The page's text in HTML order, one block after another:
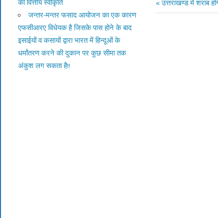
Post
Previous
Post:
उत्तराखण्ड में शराब
की वित्तीय स्वीकृति
जन्तर-मन्तर फसाद आयोजन का एक कारण
एफसीआरए विधेयक है जिसके पास होने के बाद
इसाईयों व कसायों द्वारा भारत में हिन्दूओं के
धर्मांतरण करने की दुकान पर कुछ सीमा तक
अंकुश लग सकता है!!